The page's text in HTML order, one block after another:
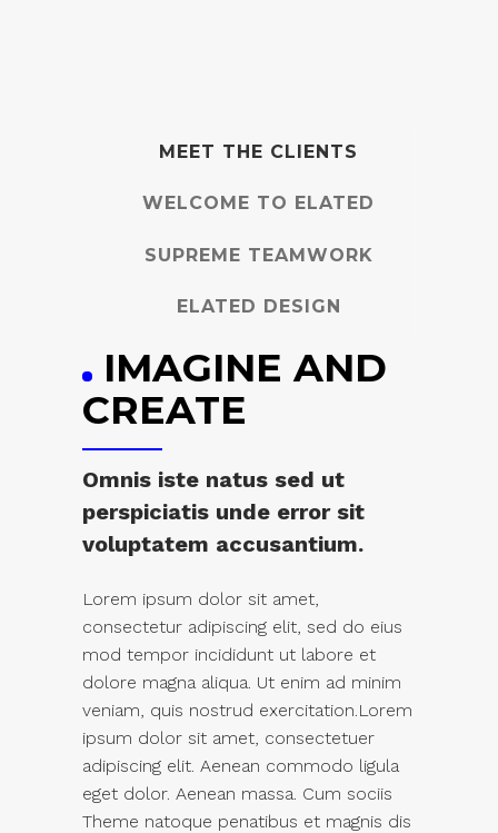
MEET THE CLIENTS
WELCOME TO ELATED
SUPREME TEAMWORK
ELATED DESIGN
IMAGINE AND
CREATE
Omnis iste natus sed ut
perspiciatis unde error sit
voluptatem accusantium.
Lorem ipsum dolor sit amet,
consectetur adipiscing elit, sed do eius
mod tempor incididunt ut labore et
dolore magna aliqua. Ut enim ad minim
veniam, quis nostrud exercitation.Lorem
ipsum dolor sit amet, consectetuer
adipiscing elit. Aenean commodo ligula
eget dolor. Aenean massa. Cum sociis
Theme natoque penatibus et magnis dis